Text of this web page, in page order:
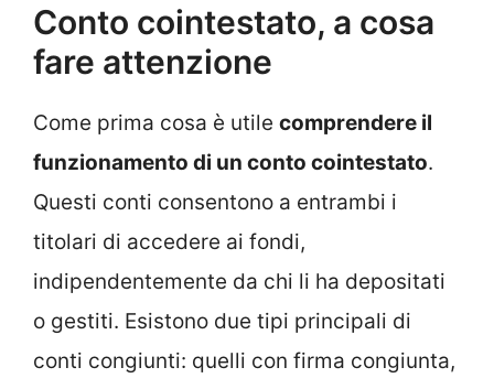
Conto cointestato, a cosa
fare attenzione
Come prima cosa è utile comprendere il
funzionamento di un conto cointestato.
Questi conti consentono a entrambi i
titolari di accedere ai fondi,
indipendentemente da chi li ha depositati
o gestiti. Esistono due tipi principali di
conti congiunti: quelli con firma congiunta,